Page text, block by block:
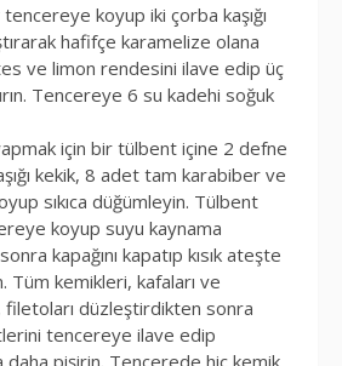
koyup iki çorba kaşığı
hafifçe karamelize olana
ve limon rendesini ilave edip üç
Tencereye 6 su kadehi soğuk
için bir tülbent içine 2 defne
kekik, 8 adet tam karabiber ve
sıkıca düğümleyin. Tülbent
koyup suyu kaynama
kapağını kapatıp kısık ateşte
Tüm kemikleri, kafaları ve
filetoları düzleştirdikten sonra
tencereye ilave edip
pişirin. Tencerede hiç kemik